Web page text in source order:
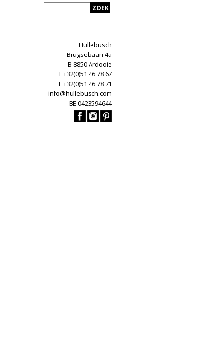
Hullebusch
Brugsebaan 4a
B-8850 Ardooie
T +32(0)51 46 78 67
F +32(0)51 46 78 71
info@hullebusch.com
BE 0423594644